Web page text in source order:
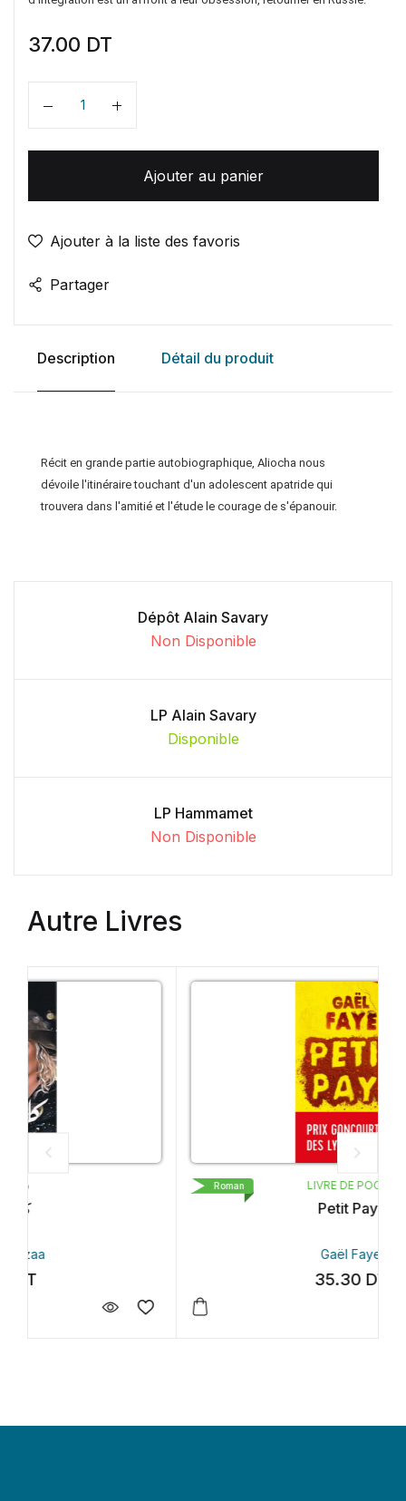
37.00 DT
Quantité
Ajouter au panier
Ajouter à la liste des favoris
Partager
Description Détail du produit
Récit en grande partie autobiographique, Aliocha nous
dévoile l'itinéraire touchant d'un adolescent apatride qui
trouvera dans l'amitié et l'étude le courage de s'épanouir.
Dépôt Alain Savary
Non Disponible
LP Alain Savary
Disponible
LP Hammamet
Non Disponible
Autre Livres
LIVRE DE POCHE